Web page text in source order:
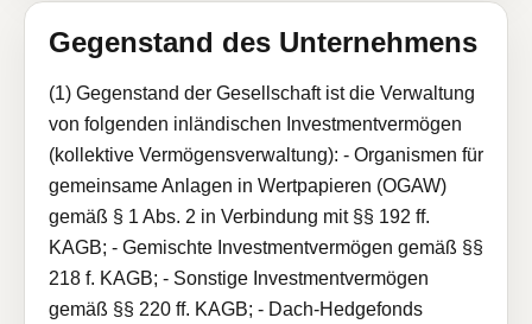
Gegenstand des Unternehmens
(1) Gegenstand der Gesellschaft ist die Verwaltung
von folgenden inländischen Investmentvermögen
(kollektive Vermögensverwaltung): - Organismen für
gemeinsame Anlagen in Wertpapieren (OGAW)
gemäß § 1 Abs. 2 in Verbindung mit §§ 192 ff.
KAGB; - Gemischte Investmentvermögen gemäß §§
218 f. KAGB; - Sonstige Investmentvermögen
gemäß §§ 220 ff. KAGB; - Dach-Hedgefonds